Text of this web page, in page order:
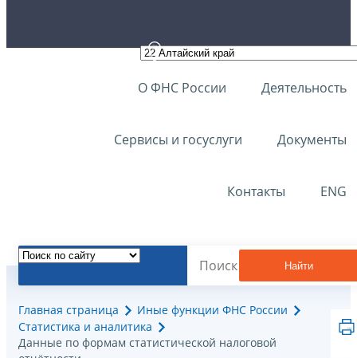
О ФНС России Деятельность
Сервисы и госуслуги Документы
Контакты ENG
Найти
Главная страница
Иные функции ФНС России
Статистика и аналитика
Данные по формам статистической налоговой